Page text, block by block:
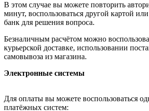
В этом случае вы можете повторить
минут, воспользоваться другой картой
банк для решения вопроса.
Безналичным расчётом можно
курьерской доставке, использовании
самовывоза из магазина.
Электронные системы
Для оплаты вы можете воспользоваться
платёжных систем: